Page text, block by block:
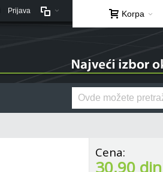
Korpa
Prijava
30,90